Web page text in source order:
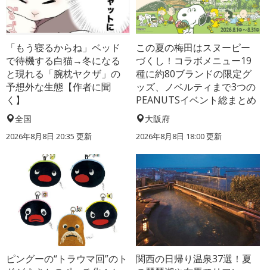
「もう寝るからね」ベッド
で待機する白猫→冬になる
と現れる「腕枕ヤクザ」の
予想外な生態【作者に聞
く】
全国
2026年8月8日 20:35 更新
この夏の梅田はスヌーピー
づくし！コラボメニュー19
種に約80ブランドの限定グ
ッズ、ノベルティまで3つの
PEANUTSイベント総まとめ
大阪府
2026年8月8日 18:00更新
ピングーの“トラウマ回”のト
関西の日帰り温泉37選！夏